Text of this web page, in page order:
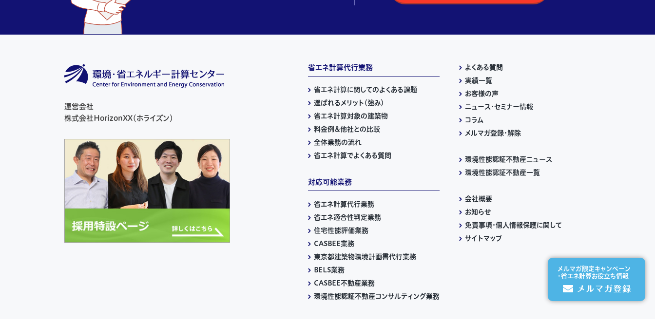
運営会社
株式会社HorizonXX（ホライズン）
省エネ計算代行業務
省エネ計算に関してのよくある課題
選ばれるメリット（強み）
省エネ計算対象の建築物
料金例＆他社との比較
全体業務の流れ
省エネ計算でよくある質問
対応可能業務
省エネ計算代行業務
省エネ適合性判定業務
住宅性能評価業務
CASBEE業務
東京都建築物環境計画書代行業務
BELS業務
CASBEE不動産業務
環境性能認証不動産コンサルティング業務
よくある質問
実績一覧
お客様の声
ニュース・セミナー情報
コラム
メルマガ登録・解除
環境性能認証不動産ニュース
環境性能認証不動産一覧
会社概要
お知らせ
免責事項・個人情報保護に関して
サイトマップ
メルマガ限定キャンペーン
・省エネ計算お役立ち情報